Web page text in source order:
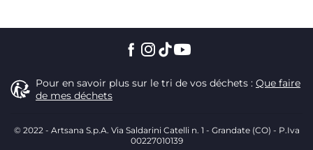
Pour en savoir plus sur le tri de vos déchets : Que faire
de mes déchets
© 2022 - Artsana S.p.A. Via Saldarini Catelli n. 1 - Grandate (CO) - P.Iva
00227010139